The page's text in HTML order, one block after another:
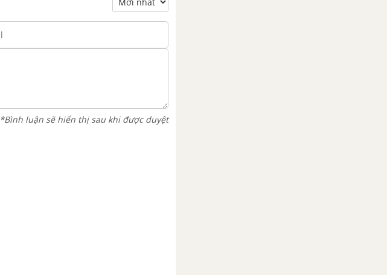
*Bình luận sẽ hiển thị sau khi được duyệt